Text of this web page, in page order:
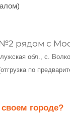
)
рядом с
обл., с.
по
городе?